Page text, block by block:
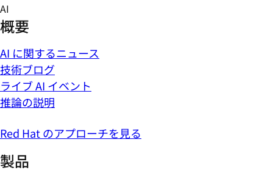
Skip
to
content
AI
概要
AI に関するニュース
技術ブログ
ライブ AI イベント
推論の説明
Red Hat のアプローチを見る
製品